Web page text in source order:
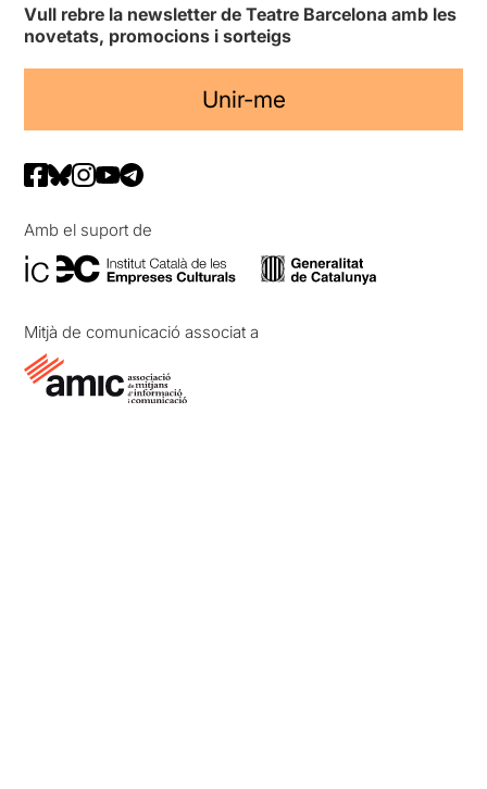
Vull rebre la newsletter de Teatre Barcelona amb les
novetats, promocions i sorteigs
Unir-me
Amb el suport de
Mitjà de comunicació associat a